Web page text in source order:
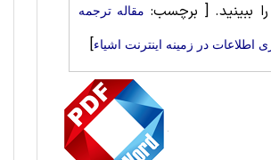
ببینید.[ برچسب: مقاله ترجمه
اطلاعات در زمینه اینترنت اشیاء]